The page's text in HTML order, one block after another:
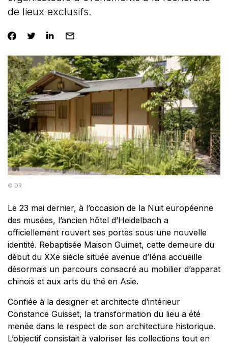
de lieux exclusifs.
© DR
Le 23 mai dernier, à l’occasion de la Nuit européenne
des musées, l’ancien hôtel d’Heidelbach a
officiellement rouvert ses portes sous une nouvelle
identité. Rebaptisée Maison Guimet, cette demeure du
début du XXe siècle située avenue d’Iéna accueille
désormais un parcours consacré au mobilier d’apparat
chinois et aux arts du thé en Asie.
Confiée à la designer et architecte d’intérieur
Constance Guisset, la transformation du lieu a été
menée dans le respect de son architecture historique.
L’objectif consistait à valoriser les collections tout en